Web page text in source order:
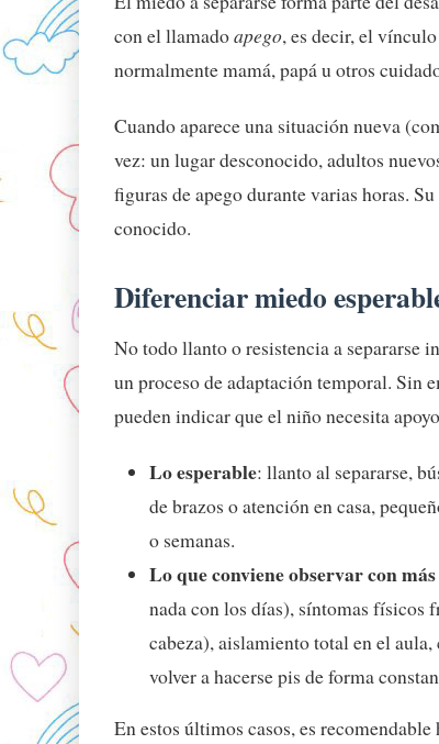
con el llamadoapego, es decir, el
normalmente mamá, papá u otros
Cuando aparece una situación nueva
vez: un lugar desconocido, adultos
figuras de apego durante varias horas.
conocido.
Diferenciar miedo
No todo llanto o resistencia a separarse
un proceso de adaptación temporal. Sin
pueden indicar que el niño necesita
Lo esperable: llanto al separarse,
de brazos o atención en casa,
o semanas.
Lo que conviene observar con
nada con los días), síntomas físicos
cabeza), aislamiento total en el
volver a hacerse pis de forma
En estos últimos casos, es